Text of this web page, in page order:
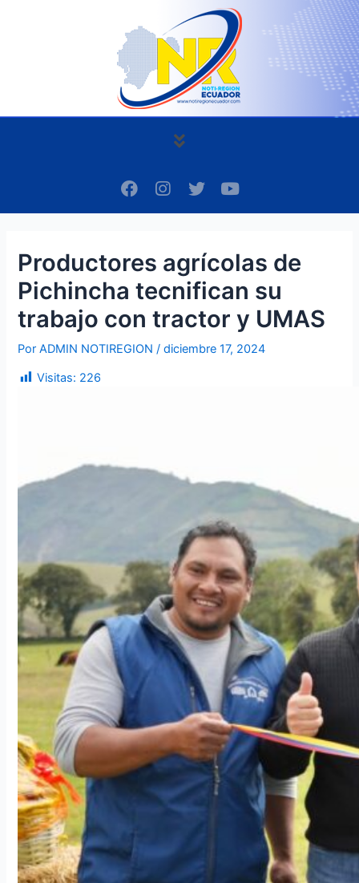
Menú
F
a
c
o
o
k
I
n
s
g
a
m
T
w
i
e
r
Y
o
u
b
Productores agrícolas de
Pichincha tecnifican su
trabajo con tractor y UMAS
PorADMIN NOTIREGION/diciembre 17, 2024
Visitas: 226